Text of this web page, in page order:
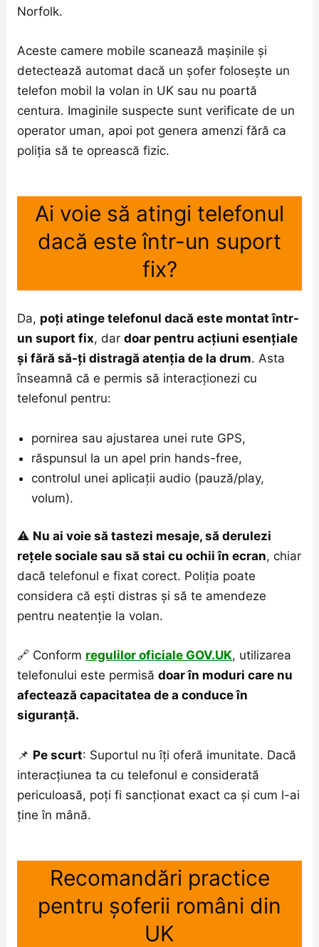
Norfolk.
Aceste camere mobile scanează mașinile și
detectează automat dacă un șofer folosește un
telefon mobil la volan in UK sau nu poartă
centura. Imaginile suspecte sunt verificate de un
operator uman, apoi pot genera amenzi fără ca
poliția să te oprească fizic.
Ai voie să atingi telefonul
dacă este într-un suport
fix?
Da, poți atinge telefonul dacă este montat într-
un suport fix, dardoar pentru acțiuni esențiale
și fără să-ți distragă atenția de la drum. Asta
înseamnă că e permis să interacționezi cu
telefonul pentru:
pornirea sau ajustarea unei rute GPS,
răspunsul la un apel prin hands-free,
controlul unei aplicații audio (pauză/play,
volum).
⚠️ Nu ai voie să tastezi mesaje, să derulezi
rețele sociale sau să stai cu ochii în ecran, chiar
dacă telefonul e fixat corect. Poliția poate
considera că ești distras și să te amendeze
pentru neatenție la volan.
🔗 Conform regulilor oficiale GOV.UK, utilizarea
telefonului este permisădoar în moduri care nu
afectează capacitatea de a conduce în
siguranță.
📌 Pe scurt: Suportul nu îți oferă imunitate. Dacă
interacțiunea ta cu telefonul e considerată
periculoasă, poți fi sancționat exact ca și cum l-ai
ține în mână.
Recomandări practice
pentru șoferii români din
UK